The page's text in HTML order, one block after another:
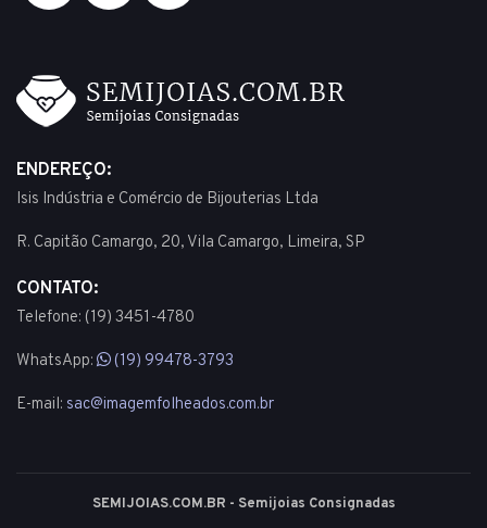
ENDEREÇO:
Isis Indústria e Comércio de Bijouterias Ltda
R. Capitão Camargo, 20, Vila Camargo, Limeira, SP
CONTATO:
Telefone: (19) 3451-4780
WhatsApp: (19) 99478-3793
E-mail: sac@imagemfolheados.com.br
SEMIJOIAS.COM.BR - Semijoias Consignadas